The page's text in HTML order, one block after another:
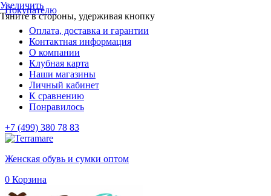
Покупателю
Оплата, доставка и гарантии
Контактная информация
О компании
Клубная карта
Наши магазины
Личный кабинет
К сравнению
Понравилось
+7 (499) 380 78 83
Женская обувь и сумки оптом
0 Корзина
Увеличить
Тяните в стороны, удерживая кнопку